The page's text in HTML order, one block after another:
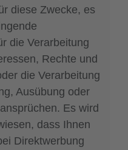
diese Zwecke, es
die Verarbeitung
Rechte und
die Verarbeitung
Ausübung oder
Es wird
dass Ihnen
Direktwerbung